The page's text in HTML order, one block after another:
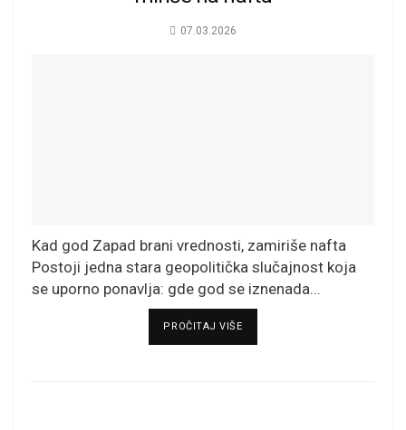
07.03.2026
Kad god Zapad brani vrednosti, zamiriše nafta
Postoji jedna stara geopolitička slučajnost koja
se uporno ponavlja: gde god se iznenada...
PROČITAJ VIŠEDETAILS